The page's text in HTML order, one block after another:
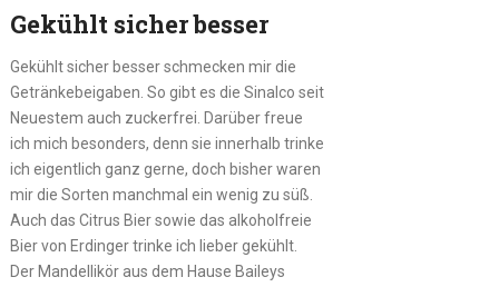
Gekühlt sicher besser
Gekühlt sicher besser schmecken mir die
Getränkebeigaben. So gibt es die Sinalco seit
Neuestem auch zuckerfrei. Darüber freue
ich mich besonders, denn sie innerhalb trinke
ich eigentlich ganz gerne, doch bisher waren
mir die Sorten manchmal ein wenig zu süß.
Auch das Citrus Bier sowie das alkoholfreie
Bier von Erdinger trinke ich lieber gekühlt.
Der Mandellikör aus dem Hause Baileys